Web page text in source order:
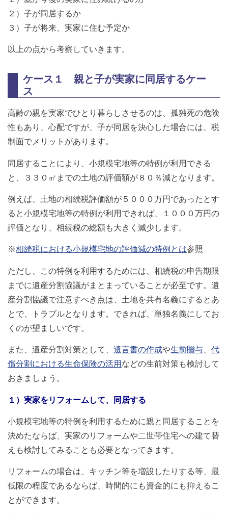
２）子が同居するか
３）子が将来、実家に住む予定か
以上の点から考察していきます。
ケース１ 親と子が実家に同居するケー
ス
高齢の親を実家でひとり暮らしさせるのは、孤独死の危険
性もあり、心配ですが、子が同居を決心した場合には、税
制面でメリットがあります。
同居することにより、小規模宅地等の特例が利用できる
と、３３０㎡までの土地の評価額が８０％減となります。
例えば、土地の相続税評価額が５０００万円であったとす
ると小規模宅地等の特例が利用できれば、１０００万円の
評価となり、相続税の総額も大きく減少します。
※相続税における小規模宅地の評価減の特例とは参照
ただし、この特例を利用するためには、相続税の申告期限
までに遺産分割協議がまとまっていることが必至です。遺
産分割協議で注意すべき点は、土地を共有名義にするとあ
とで、トラブルとなります。できれば、単独名義にしてお
くのが望ましいです。
また、遺産分割対策として、 遺言書の作成や生前贈与
代
償分割における生命保険の活用 などの生前対策も検討して
おきましょう。
１）実家をリフォームして、同居する
小規模宅地等の特例を利用するために親と同居することを
決めたならば、実家のリフォームや二世帯住宅への建て替
えも検討してみることも必要となってきます。
リフォームの場合は、キッチン等を増設したりする等、最
低限の程度であるならば、時間的にも資金的にも抑えるこ
とができます。